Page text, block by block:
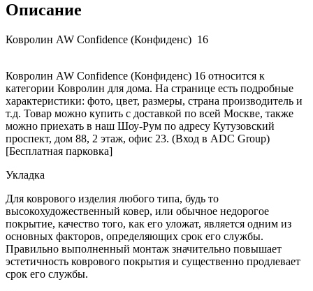
Описание
Ковролин AW Confidence (Конфиденс) 16
Ковролин AW Confidence (Конфиденс) 16 относится к
категории Ковролин для дома. На странице есть подробные
характеристики: фото, цвет, размеры, страна производитель и
т.д. Товар можно купить с доставкой по всей Москве, также
можно приехать в наш Шоу-Рум по адресу Кутузовский
проспект, дом 88, 2 этаж, офис 23. (Вход в ADC Group)
[Бесплатная парковка]
Укладка
Для коврового изделия любого типа, будь то
высокохудожественный ковер, или обычное недорогое
покрытие, качество того, как его уложат, является одним из
основных факторов, определяющих срок его службы.
Правильно выполненный монтаж значительно повышает
эстетичность коврового покрытия и существенно продлевает
срок его службы.